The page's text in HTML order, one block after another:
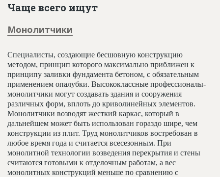
Чаще всего ищут
Монолитчики
Специалисты, создающие бесшовную конструкцию
методом, принцип которого максимально приближен к
принципу заливки фундамента бетоном, с обязательным
применением опалубки. Высококлассные профессионалы-
монолитчики могут создавать здания и сооружения
различных форм, вплоть до криволинейных элементов.
Монолитчики возводят жесткий каркас, который в
дальнейшем может быть использован гораздо шире, чем
конструкции из плит. Труд монолитчиков востребован в
любое время года и считается всесезонным. При
монолитной технологии возведения перекрытия и стены
считаются готовыми к отделочным работам, а вес
монолитных конструкций меньше по сравнению с